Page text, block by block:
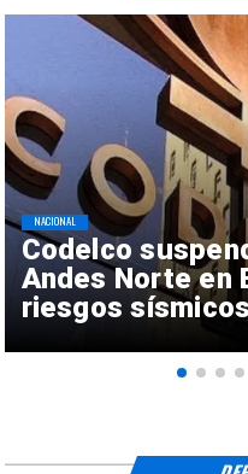
Codelco
Andes Norte en
riesgos sísmicos
NACIONAL